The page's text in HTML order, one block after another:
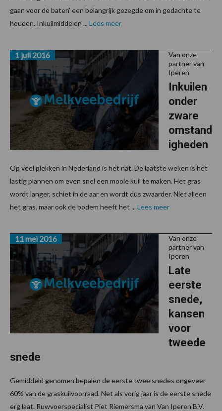
gaan voor de baten’ een belangrijk gezegde om in gedachte te
houden. Inkuilmiddelen ... Lees meer
Van onze
partner van
Iperen
Inkuilen
onder
zware
omstand
igheden
1 juli 2016
Op veel plekken in Nederland is het nat. De laatste weken is het
lastig plannen om even snel een mooie kuil te maken. Het gras
wordt langer, schiet in de aar en wordt dus zwaarder. Niet alleen
het gras, maar ook de bodem heeft het ... Lees meer
Van onze
partner van
Iperen
Late
eerste
snede,
kansen
voor
tweede
snede
11 mei 2016
Gemiddeld genomen bepalen de eerste twee snedes ongeveer
60% van de graskuilvoorraad. Net als vorig jaar is de eerste snede
erg laat. Ruwvoerspecialist Piet Riemersma van Van Iperen B.V.